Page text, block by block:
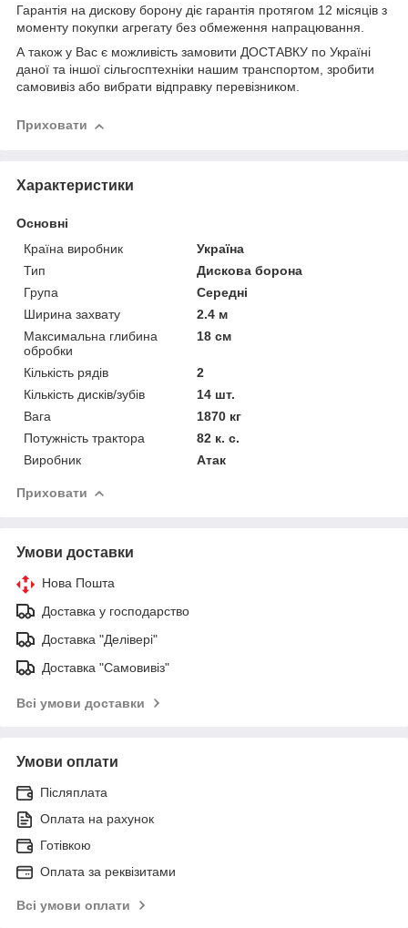
Гарантія на дискову борону діє гарантія протягом 12 місяців з
моменту покупки агрегату без обмеження напрацювання.
А також у Вас є можливість замовити ДОСТАВКУ по Україні
даної та іншої сільгосптехніки нашим транспортом, зробити
самовивіз або вибрати відправку перевізником.
Приховати
Характеристики
Основні
Країна виробник
Україна
Тип
Дискова борона
Група
Середні
Ширина захвату
2.4 м
Максимальна глибина
обробки
18 см
Кількість рядів
2
Кількість дисків/зубів
14 шт.
Вага
1870 кг
Потужність трактора
82 к. с.
Виробник
Атак
Приховати
Умови доставки
Нова Пошта
Доставка у господарство
Доставка "Делівері"
Доставка "Самовивіз"
Всі умови доставки
Умови оплати
Післяплата
Оплата на рахунок
Готівкою
Оплата за реквізитами
Всі умови оплати